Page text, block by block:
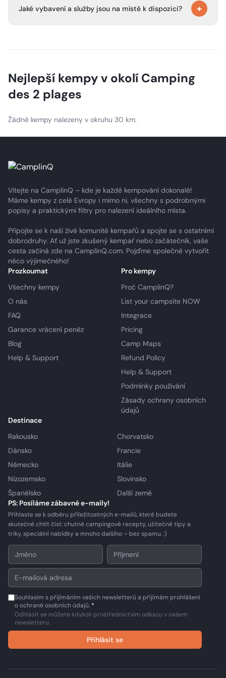
být na vodítku, nesmí být ponecháni sami na parcele ani
Jaké vybavení a služby jsou na místě k dispozici? +
červenci a srpnu, animační programy, restauraci/snak
Nejlepší kempy v okolí Camping
des 2 plages
Žádné kempy nalezeny v okruhu 30 km.
Vítejte na CamplinQ – kde je každé kempování dokonalé!
Máme kempy z celé Evropy i mimo ni, všechny s podrobnými
popisy a praktickými filtry pro nalezení ideálního místa.
Připojte se k naší živé komunitě kempařů a spojte se s ostatními
dobrodruhy. Ať už jste zkušený kempař nebo začátečník, vaše
cesta začíná zde na CamplinQ.com. Pojďme společně vytvořit
něco výjimečného!
Prozkoumat
Všechny kempy
O nás
FAQ
Garance vrácení peněz
Blog
Help & Support
Pro kempy
Proč CamplinQ?
List your campsite NOW
Integrace
Pricing
Camp Maps
Refund Policy
Help & Support
Podmínky používání
Zásady ochrany osobních
údajů
Destinace
Rakousko
Chorvatsko
Dánsko
Francie
Německo
Itálie
Nizozemsko
Slovinsko
Španělsko
Další země
PS: Posíláme zábavné e-maily!
Přihlaste se k odběru příležitostných e-mailů, které budete
skutečně chtít číst: chutné campingové recepty, užitečné tipy a
triky, speciální nabídky a mnoho dalšího – bez spamu. :)
Souhlasím s přijímáním vašich newsletterů a přijímám prohlášení
o ochraně osobních údajů. *
Odhlásit se můžete kdykoli prostřednictvím odkazu v našem
newsletteru.
Přihlásit se